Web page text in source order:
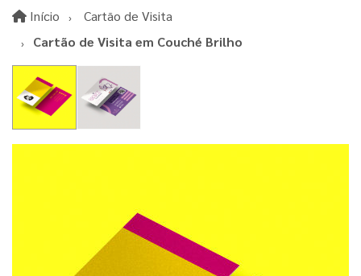
Início InícioCartão de Visita
Cartão de Visita em Couché Brilho